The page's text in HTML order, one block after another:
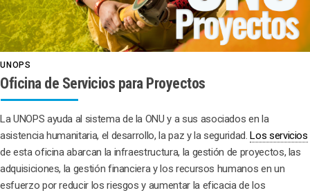
UNOPS
Oficina de Servicios para Proyectos
La UNOPS ayuda al sistema de la ONU y a sus asociados en la
asistencia humanitaria, el desarrollo, la paz y la seguridad. Los servicios
de esta oficina abarcan la infraestructura, la gestión de proyectos, las
adquisiciones, la gestión financiera y los recursos humanos en un
esfuerzo por reducir los riesgos y aumentar la eficacia de los